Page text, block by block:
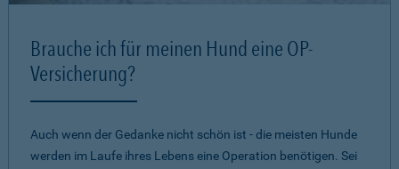
Brauche ich für meinen Hund eine OP-
Versicherung?
Auch wenn der Gedanke nicht schön ist - die meisten Hunde
werden im Laufe ihres Lebens eine Operation benötigen. Sei